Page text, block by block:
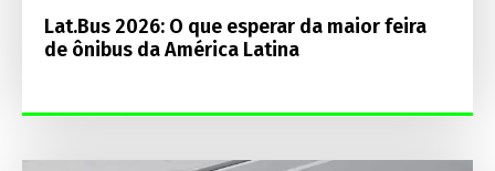
Lat.Bus 2026: O que esperar da maior feira
de ônibus da América Latina